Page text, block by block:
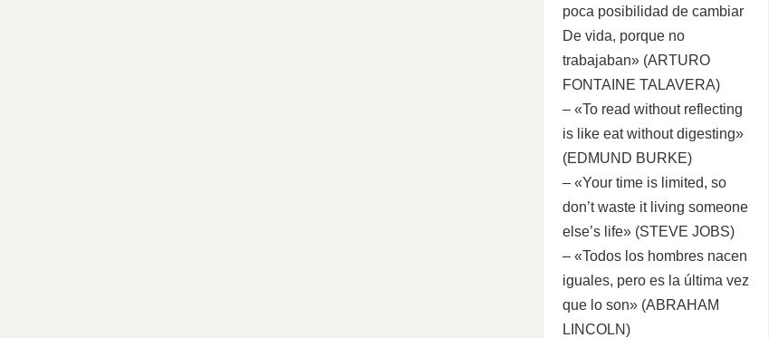
poca posibilidad de cambiar
De vida, porque no
trabajaban» (ARTURO
FONTAINE TALAVERA)
– «To read without reflecting
is like eat without digesting»
(EDMUND BURKE)
– «Your time is limited, so
don’t waste it living someone
else’s life» (STEVE JOBS)
– «Todos los hombres nacen
iguales, pero es la última vez
que lo son» (ABRAHAM
LINCOLN)